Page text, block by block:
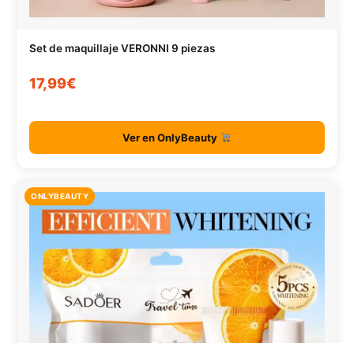
Set de maquillaje VERONNI 9 piezas
17,99€
Ver en OnlyBeauty
ONLYBEAUTY